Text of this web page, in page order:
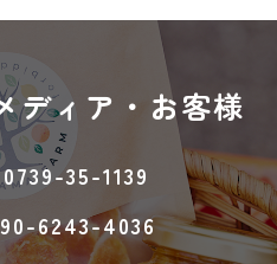
ディア・お客様
35-1139
6243-4036